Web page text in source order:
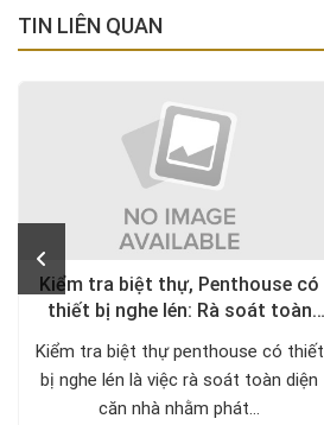
TIN LIÊN QUAN
Kiểm tra biệt thự, Penthouse có
thiết bị nghe lén: Rà soát toàn
diện, trả lại không gian riêng tư
Kiểm tra biệt thự penthouse có thiết
bị nghe lén là việc rà soát toàn diện
căn nhà nhằm phát...